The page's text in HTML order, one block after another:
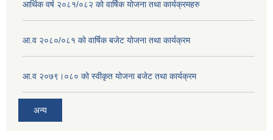
आर्थिक वर्ष २०८१/०८२ को वार्षिक योजना तथा कार्यक्रमहरु
आ.व २०८०/०८१ को वार्षिक बजेट योजना तथा कार्यक्रम
आ.व २०७९।०८० को स्वीकृत योजना बजेट तथा कार्यक्रम
अन्य